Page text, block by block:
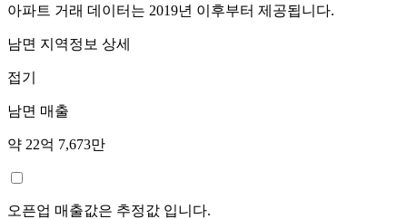
아파트 거래 데이터는 2019년 이후부터 제공됩니다.
남면 지역정보 상세
접기
남면 매출
약 22억 7,673만
오픈업 매출값은 추정값 입니다.